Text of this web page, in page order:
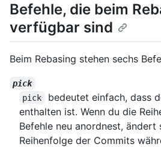
Befehle, die beim
verfügbar sind
Beim Rebasing stehen sechs
pick
pick
bedeutet einfach, dass
enthalten ist. Wenn du die
Befehle neu anordnest, ändert
Reihenfolge der Commits